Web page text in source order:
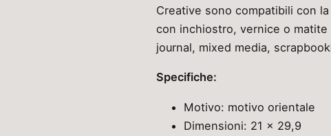
Creative sono compatibili con
con inchiostro, vernice o
journal, mixed media,
Specifiche:
Motivo: motivo orientale
Dimensioni: 21 x 29,9